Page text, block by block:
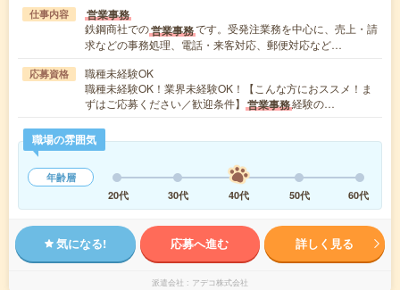
仕事内容 営業事務
鉄鋼商社での営業事務です。受発注業務を中心に、売上・請
求などの事務処理、電話・来客対応、郵便対応など…
応募資格
職種未経験OK
職種未経験OK！業界未経験OK！【こんな方におススメ！ま
ずはご応募ください／歓迎条件】 営業事務経験の…
職場の雰囲気
年齢層
20代
30代 40代 50代 60代
気になる! 応募へ進む 詳しく見る
派遣会社 アデコ株式会社